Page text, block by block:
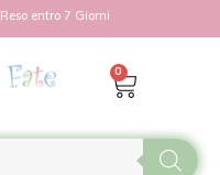
Reso entro 7 Giorni
0